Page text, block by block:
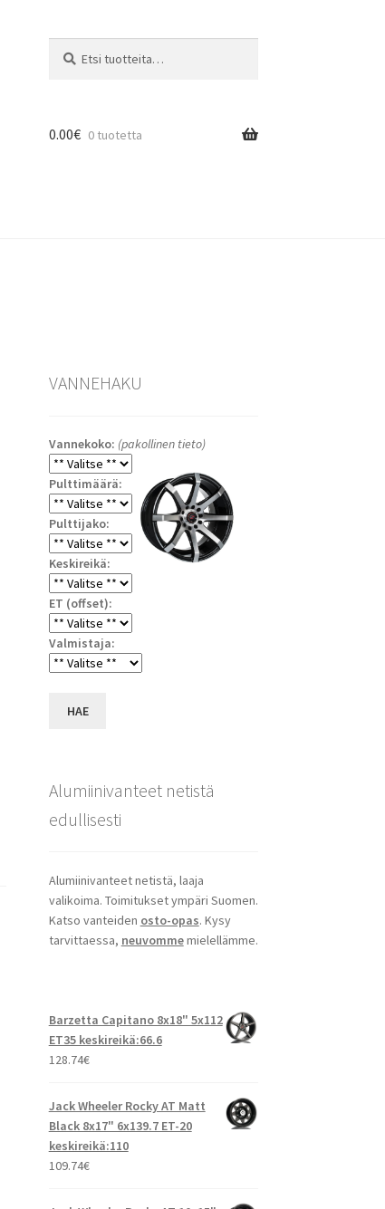
0.00€ 0 tuotetta
VANNEHAKU
Vannekoko: (pakollinen tieto)
Pulttimäärä:
Pulttijako:
Keskireikä:
ET (offset):
Valmistaja:
HAE
Alumiinivanteet netistä
edullisesti
Alumiinivanteet netistä, laaja
valikoima. Toimitukset ympäri Suomen.
Katso vanteiden osto-opas. Kysy
tarvittaessa, neuvommemielellämme.
Barzetta Capitano 8x18" 5x112
ET35 keskireikä:66.6
128.74€
Jack Wheeler Rocky AT Matt
Black 8x17" 6x139.7 ET-20
keskireikä:110
109.74€